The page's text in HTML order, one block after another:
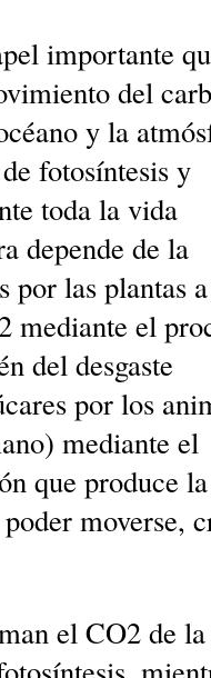
importante
del
y la
fotosíntesis y
toda la vida
depende de la
por las plantas
mediante el
del desgaste
por los
mediante el
que produce la
moverse,
el CO2 de